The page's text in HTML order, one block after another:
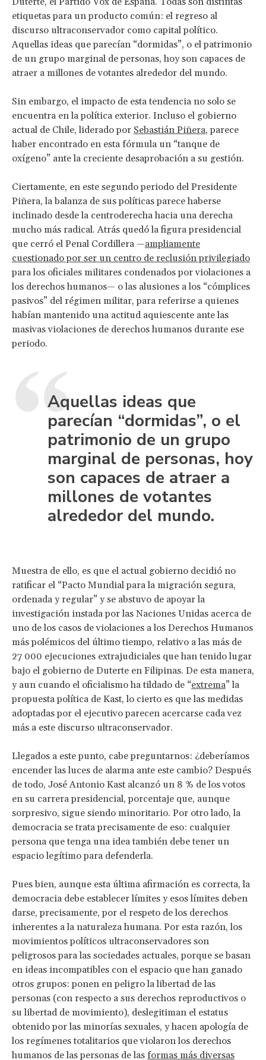
etiquetas para un producto común: el regreso al
discurso ultraconservador como capital político.
Aquellas ideas que parecían “dormidas”, o el patrimonio
de un grupo marginal de personas, hoy son capaces de
atraer a millones de votantes alrededor del mundo.
Sin embargo, el impacto de esta tendencia no solo se
encuentra en la política exterior. Incluso el gobierno
actual de Chile, liderado por Sebastián Piñera, parece
haber encontrado en esta fórmula un “tanque de
oxígeno” ante la creciente desaprobación a su gestión.
Ciertamente, en este segundo periodo del Presidente
Piñera, la balanza de sus políticas parece haberse
inclinado desde la centroderecha hacia una derecha
mucho más radical. Atrás quedó la figura presidencial
que cerró el Penal Cordillera ­—ampliamente
cuestionado por ser un centro de reclusión privilegiado
para los oficiales militares condenados por violaciones a
los derechos humanos— o las alusiones a los “cómplices
pasivos” del régimen militar, para referirse a quienes
habían mantenido una actitud aquiescente ante las
masivas violaciones de derechos humanos durante ese
periodo.
Aquellas ideas que
parecían “dormidas”, o el
patrimonio de un grupo
marginal de personas, hoy
son capaces de atraer a
millones de votantes
alrededor del mundo.
Muestra de ello, es que el actual gobierno decidió no
ratificar el “Pacto Mundial para la migración segura,
ordenada y regular” y se abstuvo de apoyar la
investigación instada por las Naciones Unidas acerca de
uno de los casos de violaciones a los Derechos Humanos
más polémicos del último tiempo, relativo a las más de
27 000 ejecuciones extrajudiciales que han tenido lugar
bajo el gobierno de Duterte en Filipinas. De esta manera,
y aun cuando el oficialismo ha tildado de “extrema” la
propuesta política de Kast, lo cierto es que las medidas
adoptadas por el ejecutivo parecen acercarse cada vez
más a este discurso ultraconservador.
Llegados a este punto, cabe preguntarnos: ¿deberíamos
encender las luces de alarma ante este cambio? Después
de todo, José Antonio Kast alcanzó un 8 % de los votos
en su carrera presidencial, porcentaje que, aunque
sorpresivo, sigue siendo minoritario. Por otro lado, la
democracia se trata precisamente de eso: cualquier
persona que tenga una idea también debe tener un
espacio legítimo para defenderla.
Pues bien, aunque esta última afirmación es correcta, la
democracia debe establecer límites y esos límites deben
darse, precisamente, por el respeto de los derechos
inherentes a la naturaleza humana. Por esta razón, los
movimientos políticos ultraconservadores son
peligrosos para las sociedades actuales, porque se basan
en ideas incompatibles con el espacio que han ganado
otros grupos: ponen en peligro la libertad de las
personas (con respecto a sus derechos reproductivos o
su libertad de movimiento), deslegitiman el estatus
obtenido por las minorías sexuales, y hacen apología de
los regímenes totalitarios que violaron los derechos
humanos de las personas de las formas más diversas